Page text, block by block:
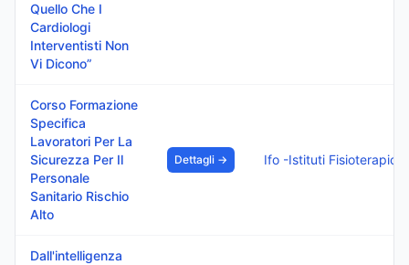
Quello Che I
Cardiologi
Interventisti Non
Vi Dicono”
Corso Formazione
Specifica
Lavoratori Per La
Sicurezza Per Il
Personale
Sanitario Rischio
Alto
Dettagli →
Dall'intelligenza